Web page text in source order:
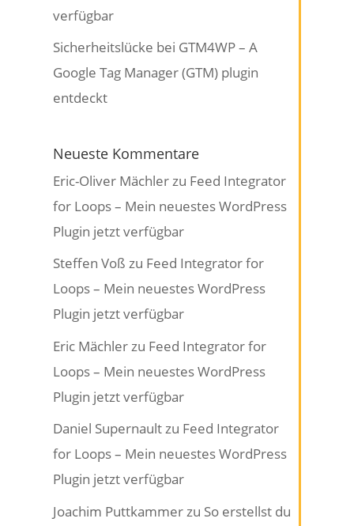
verfügbar
Sicherheitslücke bei GTM4WP – A
Google Tag Manager (GTM) plugin
entdeckt
Neueste Kommentare
Eric-Oliver Mächlerzu Feed Integrator
for Loops – Mein neuestes WordPress
Plugin jetzt verfügbar
Steffen Voß zu Feed Integrator for
Loops – Mein neuestes WordPress
Plugin jetzt verfügbar
Eric Mächlerzu Feed Integrator for
Loops – Mein neuestes WordPress
Plugin jetzt verfügbar
Daniel Supernaultzu Feed Integrator
for Loops – Mein neuestes WordPress
Plugin jetzt verfügbar
Joachim Puttkammerzu So erstellst du